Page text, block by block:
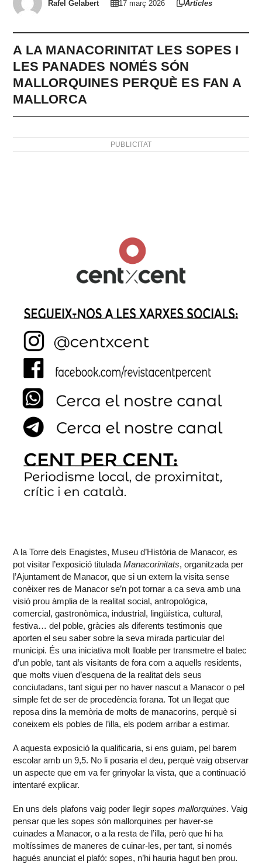
Rafel Gelabert 17 març 2026 Articles
A LA MANACORINITAT LES SOPES I
LES PANADES NOMÉS SÓN
MALLORQUINES PERQUÈ ES FAN A
MALLORCA
PUBLICITAT
A la Torre dels Enagistes, Museu d’Història de Manacor, es
pot visitar l’exposició tituladaManacorinitats, organitzada per
l’Ajuntament de Manacor, que si un extern la visita sense
conèixer res de Manacor se’n pot tornar a ca seva amb una
visió prou àmplia de la realitat social, antropològica,
comercial, gastronòmica, industrial, lingüística, cultural,
festiva… del poble, gràcies als diferents testimonis que
aporten el seu saber sobre la seva mirada particular del
municipi. És una iniciativa molt lloable per transmetre el batec
d’un poble, tant als visitants de fora com a aquells residents,
que molts viuen d’esquena de la realitat dels seus
conciutadans, tant sigui per no haver nascut a Manacor o pel
simple fet de ser de procedència forana. Tot un llegat que
reposa dins la memòria de molts de manacorins, perquè si
coneixem els pobles de l’illa, els podem arribar a estimar.
A aquesta exposició la qualificaria, si ens guiam, pel barem
escolar amb un 9,5. No li posaria el deu, perquè vaig observar
un aspecte que em va fer grinyolar la vista, que a continuació
intentaré explicar.
En uns dels plafons vaig poder llegirsopes mallorquines. Vaig
pensar que les sopes són mallorquines per haver-se
cuinades a Manacor, o a la resta de l’illa, però que hi ha
moltíssimes de maneres de cuinar-les, per tant, si només
hagués anunciat el plafó: sopes, n’hi hauria hagut ben prou.